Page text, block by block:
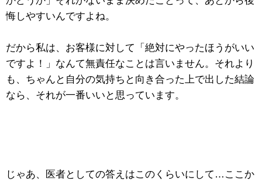
悔しやすいんですよね。
だから私は、お客様に対して「絶対にやったほうがいい
ですよ！」なんて無責任なことは言いません。それより
も、ちゃんと自分の気持ちと向き合った上で出した結論
なら、それが一番いいと思っています。
じゃあ、医者としての答えはこのくらいにして…ここか